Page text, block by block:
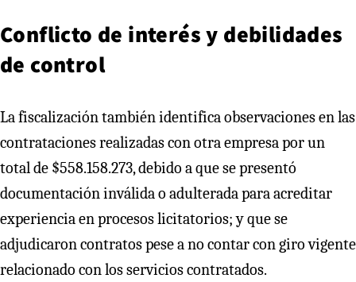
Conflicto de interés y debilidades
de control
La fiscalización también identifica observaciones en las
contrataciones realizadas con otra empresa por un
total de $558.158.273, debido a que se presentó
documentación inválida o adulterada para acreditar
experiencia en procesos licitatorios; y que se
adjudicaron contratos pese a no contar con giro vigente
relacionado con los servicios contratados.